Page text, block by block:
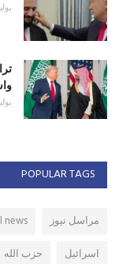
يوليو
يوليو
POPULAR TAGS
مراسل نيوز news
اسرائيل
حزب الله